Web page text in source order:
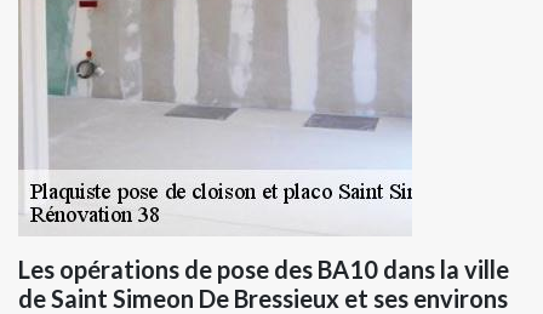
Les opérations de pose des BA10 dans la ville
de Saint Simeon De Bressieux et ses environs